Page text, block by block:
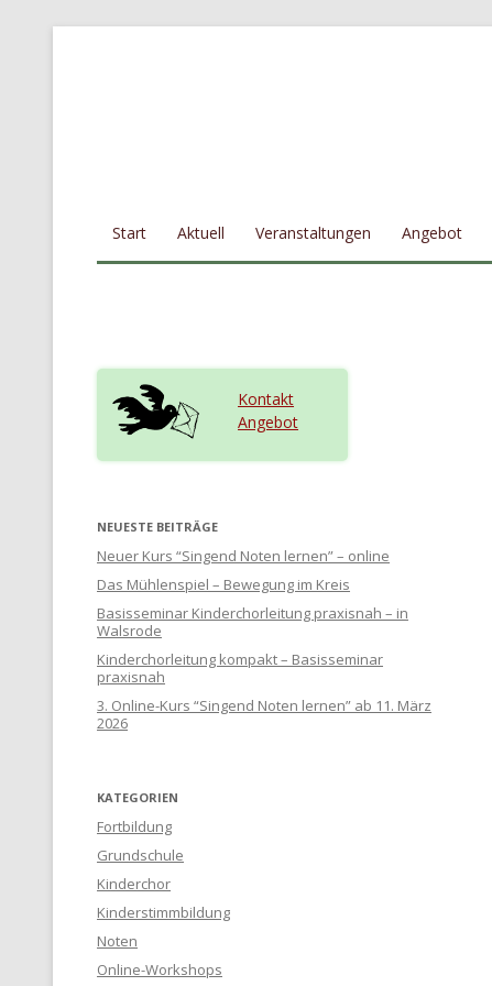
Start
Aktuell Veranstaltungen Angebot
Kontakt
Angebot
NEUESTE BEITRÄGE
Neuer Kurs “Singend Noten lernen” – online
Das Mühlenspiel – Bewegung im Kreis
Basisseminar Kinderchorleitung praxisnah – in
Walsrode
Kinderchorleitung kompakt – Basisseminar
praxisnah
3. Online-Kurs “Singend Noten lernen” ab 11. März
2026
KATEGORIEN
Fortbildung
Grundschule
Kinderchor
Kinderstimmbildung
Noten
Online-Workshops